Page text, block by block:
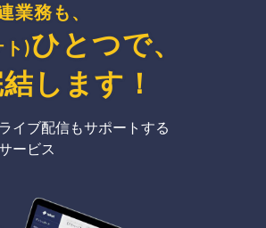
業務も、
ト)ひとつで、
します ！
イブ配信もサポートする
ービス